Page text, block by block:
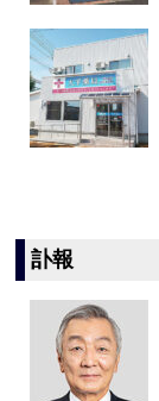
訃報